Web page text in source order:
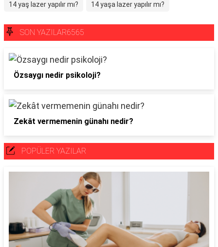
14 yaş lazer yapılır mı? 14 yaşa lazer yapılır mı?
SON YAZILAR6565
Özsaygı nedir psikoloji?
Zekât vermemenin günahı nedir?
POPÜLER YAZILAR